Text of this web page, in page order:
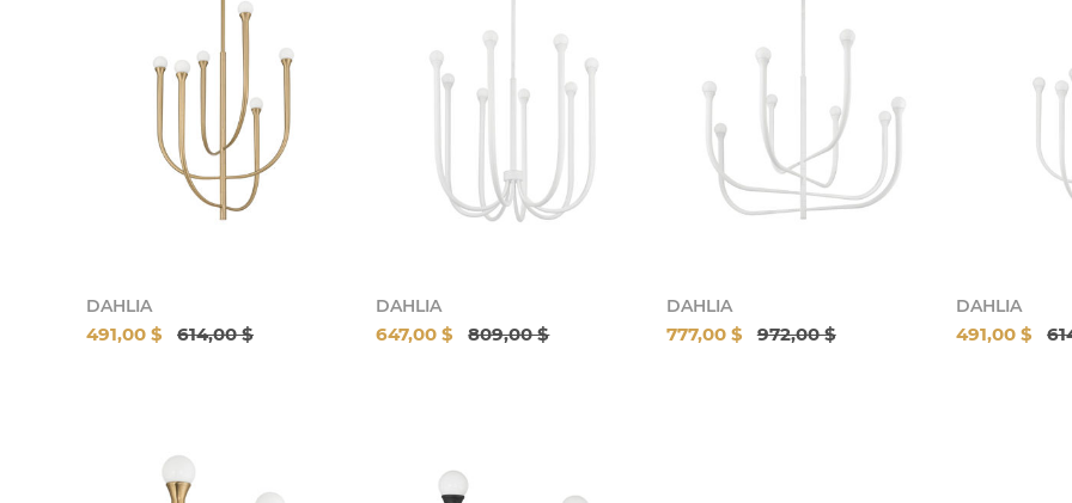
DAHLIA
491,00 $ 614,00 $
DAHLIA
647,00 $ 809,00 $
DAHLIA
777,00 $ 972,00 $
DAHLIA
491,00 $